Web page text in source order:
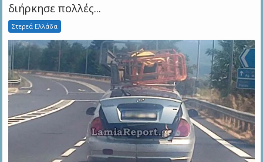
διήρκησε πολλές...
Στερεά Ελλάδα